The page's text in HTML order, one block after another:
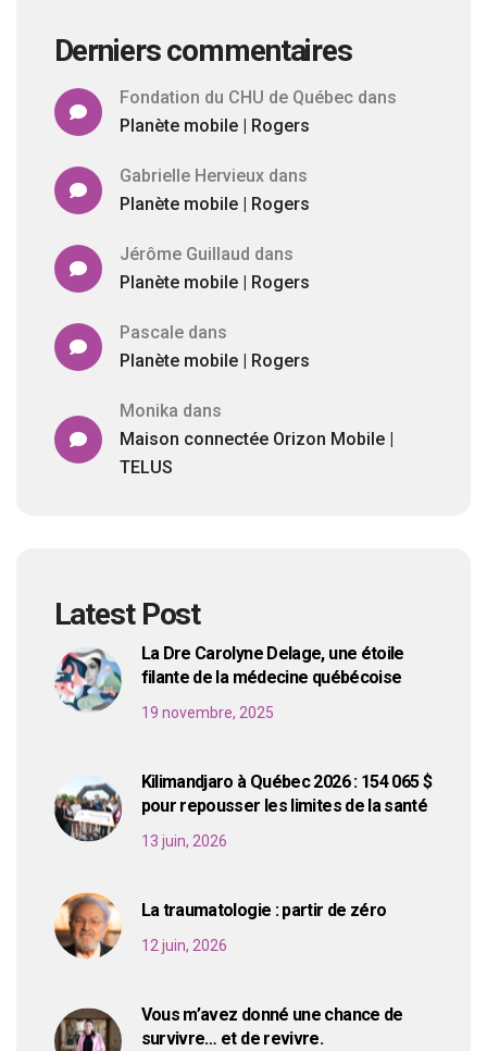
Derniers commentaires
Fondation du CHU de Québecdans
Planète mobile | Rogers
Gabrielle Hervieuxdans
Planète mobile | Rogers
Jérôme Guillaud dans
Planète mobile | Rogers
Pascaledans
Planète mobile | Rogers
Monika dans
Maison connectée Orizon Mobile |
TELUS
Latest Post
La Dre Carolyne Delage, une étoile
filante de la médecine québécoise
19 novembre, 2025
Kilimandjaro à Québec 2026 : 154 065 $
pour repousser les limites de la santé
13 juin, 2026
La traumatologie : partir de zéro
12 juin, 2026
Vous m’avez donné une chance de
survivre… et de revivre.